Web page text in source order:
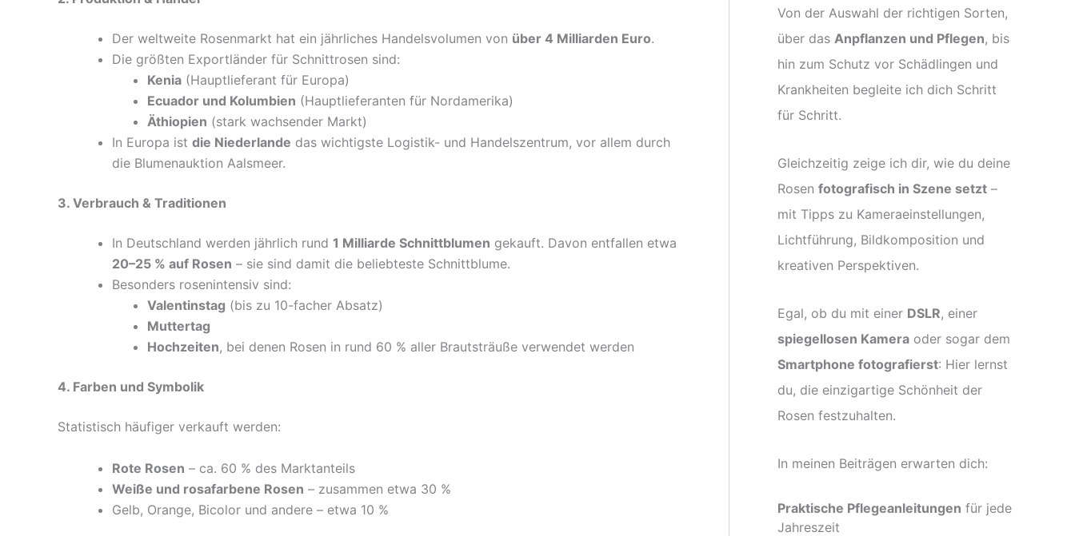
Der weltweite Rosenmarkt hat ein jährliches Handelsvolumen von über 4 Milliarden Euro.
Die größten Exportländer für Schnittrosen sind:
Kenia (Hauptlieferant für Europa)
Ecuador und Kolumbien (Hauptlieferanten für Nordamerika)
Äthiopien (stark wachsender Markt)
In Europa ist die Niederlande das wichtigste Logistik- und Handelszentrum, vor allem durch
die Blumenauktion Aalsmeer.
3. Verbrauch & Traditionen
In Deutschland werden jährlich rund 1 Milliarde Schnittblumen gekauft. Davon entfallen etwa
20–25 % auf Rosen – sie sind damit die beliebteste Schnittblume.
Besonders rosenintensiv sind:
Valentinstag (bis zu 10-facher Absatz)
Muttertag
Hochzeiten, bei denen Rosen in rund 60 % aller Brautsträuße verwendet werden
4. Farben und Symbolik
Statistisch häufiger verkauft werden:
Rote Rosen – ca. 60 % des Marktanteils
Weiße und rosafarbene Rosen – zusammen etwa 30 %
Gelb, Orange, Bicolor und andere – etwa 10 %
Von der Auswahl der richtigen Sorten,
über das Anpflanzen und Pflegen, bis
hin zum Schutz vor Schädlingen und
Krankheiten begleite ich dich Schritt
für Schritt.
Gleichzeitig zeige ich dir, wie du deine
Rosen fotografisch in Szene setzt –
mit Tipps zu Kameraeinstellungen,
Lichtführung, Bildkomposition und
kreativen Perspektiven.
Egal, ob du mit einer DSLR, einer
spiegellosen Kamera oder sogar dem
Smartphone fotografierst: Hier lernst
du, die einzigartige Schönheit der
Rosen festzuhalten.
In meinen Beiträgen erwarten dich:
Praktische Pflegeanleitungen für jede
Jahreszeit